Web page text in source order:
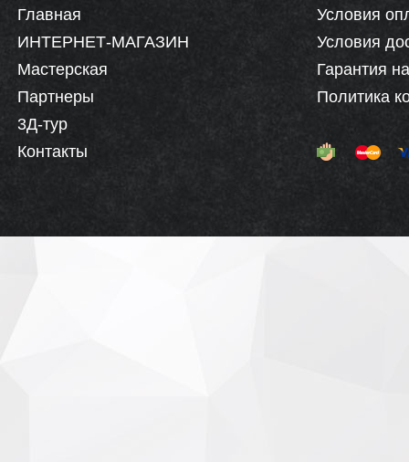
Главная
Условия
ИНТЕРНЕТ-МАГАЗИН
Условия
Мастерская
Гарантия
Партнеры
Политика
3Д-тур
Контакты